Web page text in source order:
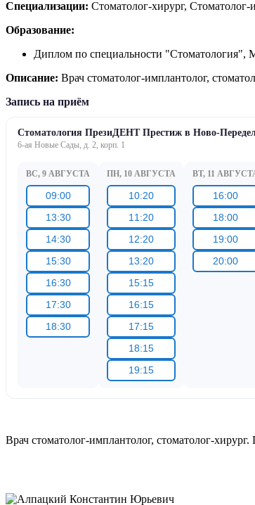
Специализации: Стоматолог-хирург, Стоматолог-
Образование:
Диплом по специальности "Стоматология",
Описание: Врач стоматолог-имплантолог,
Запись на приём
Стоматология ПрезиДЕНТ Престиж в Ново-
6-ая Новые Сады, д. 2, корп. 1
ВС, 9 АВГУСТА
09:00
13:30
14:30
15:30
16:30
17:30
18:30
ПН, 10 АВГУСТА
10:20
11:20
12:20
13:20
15:15
16:15
17:15
18:15
19:15
ВТ, 11
16:00
18:00
19:00
20:00
Врач стоматолог-имплантолог, стоматолог-